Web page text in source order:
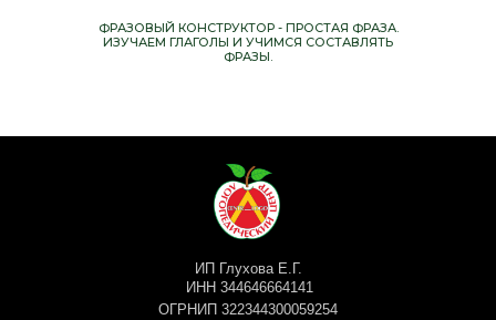
ФРАЗОВЫЙ КОНСТРУКТОР - ПРОСТАЯ ФРАЗА.
ИЗУЧАЕМ ГЛАГОЛЫ И УЧИМСЯ СОСТАВЛЯТЬ
ФРАЗЫ.
ИП Глухова Е.Г.
ИНН 344646664141
ОГРНИП 322344300059254